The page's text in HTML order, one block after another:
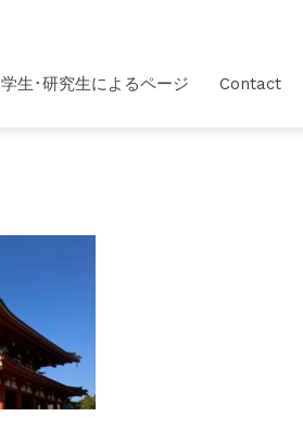
学生･研究生によるページ Contact